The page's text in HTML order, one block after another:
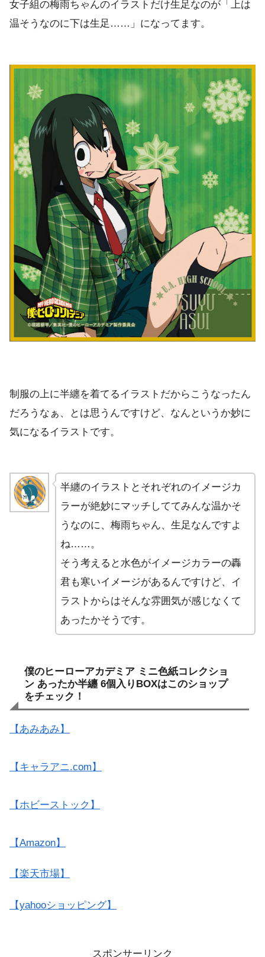
女子組の梅雨ちゃんのイラストだけ生足なのが「上は
温そうなのに下は生足……」になってます。
制服の上に半纏を着てるイラストだからこうなったん
だろうなぁ、とは思うんですけど、なんというか妙に
気になるイラストです。
半纏のイラストとそれぞれのイメージカ
ラーが絶妙にマッチしててみんな温かそ
うなのに、梅雨ちゃん、生足なんですよ
ね……。
そう考えると水色がイメージカラーの轟
君も寒いイメージがあるんですけど、イ
ラストからはそんな雰囲気が感じなくて
あったかそうです。
僕のヒーローアカデミア ミニ色紙コレクショ
ン あったか半纏 6個入りBOXはこのショップ
をチェック！
【あみあみ】
【キャラアニ.com】
【ホビーストック】
【Amazon】
【楽天市場】
【yahooショッピング】
スポンサーリンク